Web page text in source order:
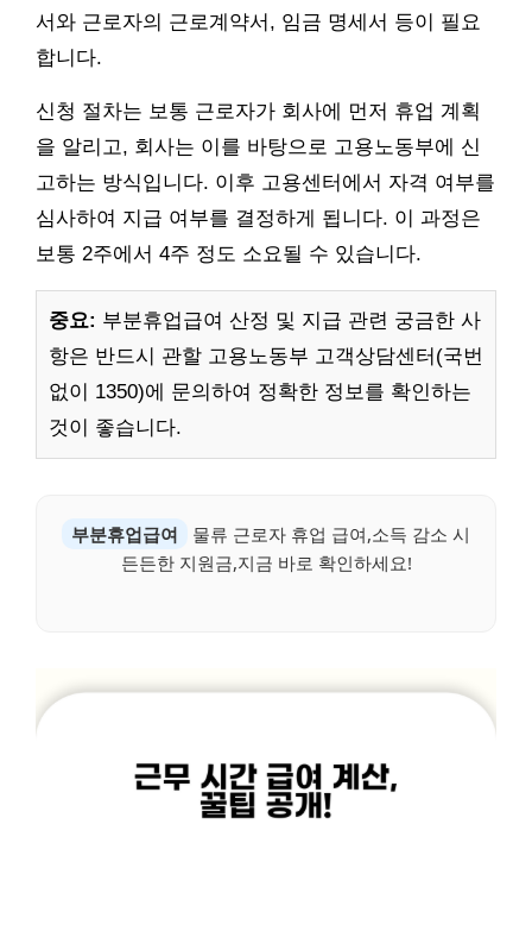
서와 근로자의 근로계약서, 임금 명세서 등이 필요
합니다.
신청 절차는 보통 근로자가 회사에 먼저 휴업 계획
을 알리고, 회사는 이를 바탕으로 고용노동부에 신
고하는 방식입니다. 이후 고용센터에서 자격 여부를
심사하여 지급 여부를 결정하게 됩니다. 이 과정은
보통 2주에서 4주 정도 소요될 수 있습니다.
중요: 부분휴업급여 산정 및 지급 관련 궁금한 사
항은 반드시 관할 고용노동부 고객상담센터(국번
없이 1350)에 문의하여 정확한 정보를 확인하는
것이 좋습니다.
부분휴업급여
물류 근로자 휴업 급여,소득 감소 시
든든한 지원금,지금 바로 확인하세요!